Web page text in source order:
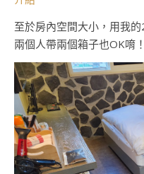
至於房內空間大小，用我
兩個人帶兩個箱子也OK唷！